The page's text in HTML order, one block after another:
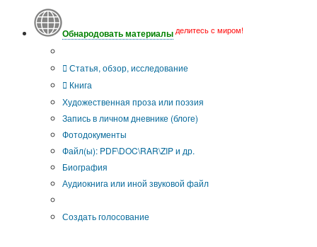
Обнародовать материалы делитесь с миром!
Статья, обзор, исследование
Книга
Художественная проза или поэзия
Запись в личном дневнике (блоге)
Фотодокументы
Файл(ы): PDF\DOC\RAR\ZIP и др.
Биография
Аудиокнига или иной звуковой файл
Создать голосование